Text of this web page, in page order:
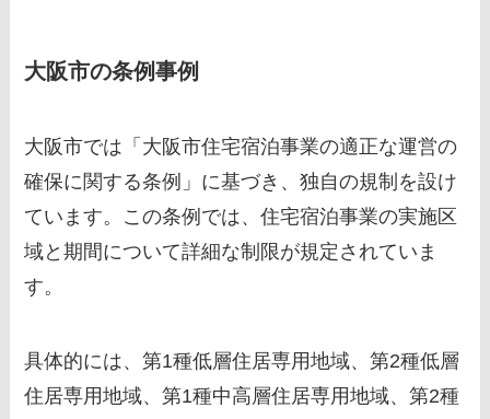
大阪市の条例事例
大阪市では「大阪市住宅宿泊事業の適正な運営の
確保に関する条例」に基づき、独自の規制を設け
ています。この条例では、住宅宿泊事業の実施区
域と期間について詳細な制限が規定されていま
す。
具体的には、第1種低層住居専用地域、第2種低層
住居専用地域、第1種中高層住居専用地域、第2種